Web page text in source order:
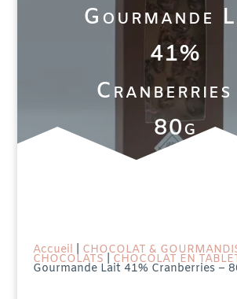
Gourmande
41%
Cranberries
80g
Accueil CHOCOLAT &
CHOCOLATS CHOCOLAT EN
Gourmande Lait 41% Cranberries –